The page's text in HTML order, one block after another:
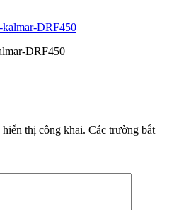
DRF450
thị công khai. Các trường bắt